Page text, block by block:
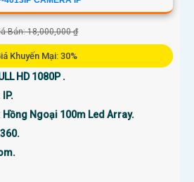
Bán: 18,000,000 ₫
Khuyến Mại: 30%
HD 1080P .
IP.
Hồng Ngoại 100m Led Array.